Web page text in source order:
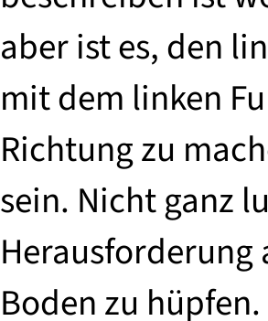
aber ist es, den
mit dem linken
Richtung zu
sein. Nicht ganz
Herausforderung
Boden zu